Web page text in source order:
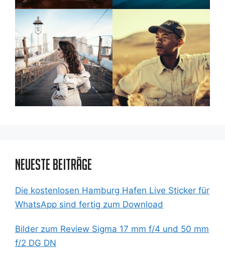
Neueste Beiträge
Die kostenlosen Hamburg Hafen Live Sticker für
WhatsApp sind fertig zum Download
Bilder zum Review Sigma 17 mm f/4 und 50 mm
f/2 DG DN